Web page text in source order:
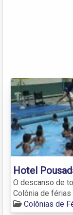
Hotel
O descanso de
Colônia de férias
Colônias de